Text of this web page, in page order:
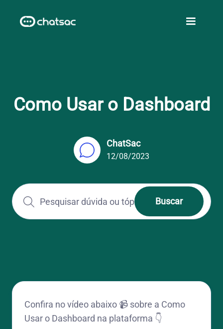
Como Usar o Dashboard
ChatSac
12/08/2023
Confira no vídeo abaixo 📹 sobre a Como
Usar o Dashboard na plataforma 👇